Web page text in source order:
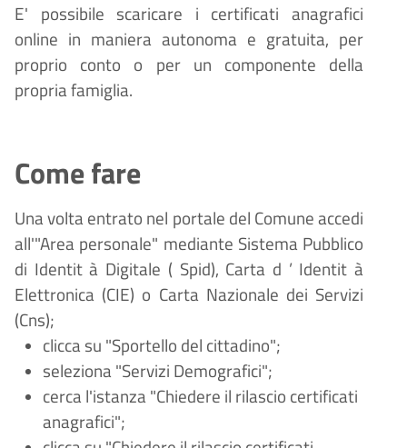
E' possibile scaricare i certificati anagrafici
online in maniera autonoma e gratuita, per
proprio conto o per un componente della
propria famiglia.
Come fare
Una volta entrato nel portale del Comune accedi
all'"Area personale" mediante Sistema Pubblico
di Identit à Digitale ( Spid), Carta d ’ Identit à
Elettronica (CIE) o Carta Nazionale dei Servizi
(Cns);
clicca su "Sportello del cittadino";
seleziona "Servizi Demografici";
cerca l'istanza "Chiedere il rilascio certificati
anagrafici";